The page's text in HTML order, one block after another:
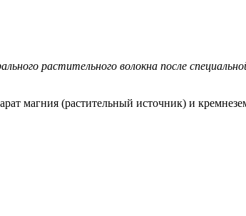
растительного волокна после
магния (растительный источник) и